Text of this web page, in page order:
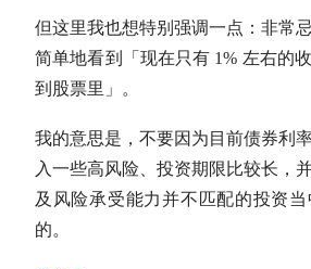
但这里我也想特别强调一点：非常
简单地看到「现在只有 1% 左右的
到股票里」。
我的意思是，不要因为目前债券利
入一些高风险、投资期限比较长，
及风险承受能力并不匹配的投资
的。